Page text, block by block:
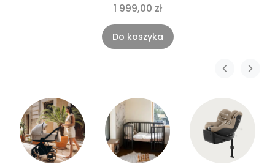
1 999,00 zł
Do koszyka